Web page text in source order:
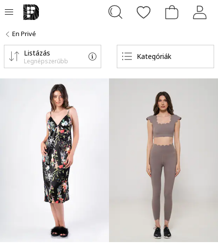
En Privé
Kategóriák
Listázás
Legnépszerűbb